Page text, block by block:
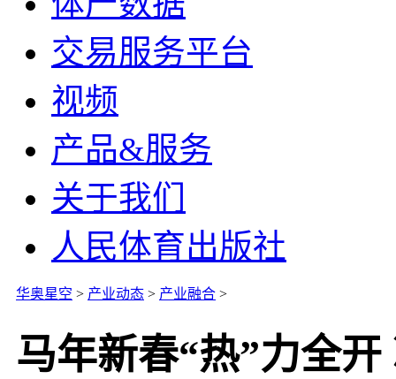
交易服务平台
视频
产品&服务
关于我们
人民体育出版社
华奥星空 > 产业动态 > 产业融合 >
马年新春“热”力全